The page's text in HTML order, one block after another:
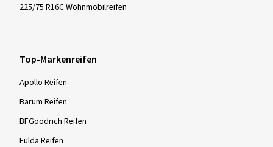
225/75 R16C Wohnmobilreifen
Top-Markenreifen
Apollo Reifen
Barum Reifen
BFGoodrich Reifen
Fulda Reifen